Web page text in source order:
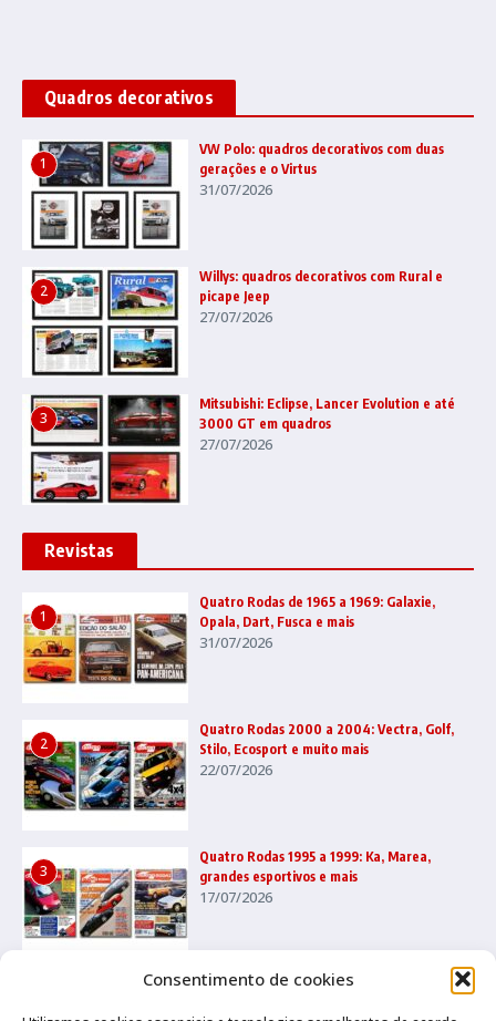
Consentimento de cookies
Quadros decorativos
1
VW Polo: quadros decorativos com duas
gerações e o Virtus
31/07/2026
2
Willys: quadros decorativos com Rural e
picape Jeep
27/07/2026
3
Mitsubishi: Eclipse, Lancer Evolution e até
3000 GT em quadros
27/07/2026
Revistas
1
Quatro Rodas de 1965 a 1969: Galaxie,
Opala, Dart, Fusca e mais
31/07/2026
2
Quatro Rodas 2000 a 2004: Vectra, Golf,
Stilo, Ecosport e muito mais
22/07/2026
3
Quatro Rodas 1995 a 1999: Ka, Marea,
grandes esportivos e mais
17/07/2026